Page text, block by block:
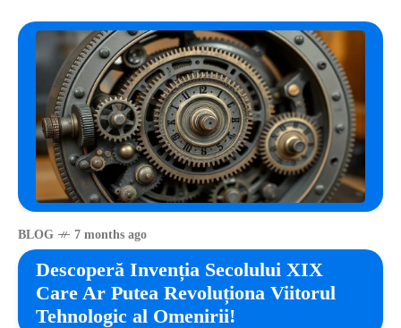
BLOG 7 months ago
Descoperă Invenția Secolului XIX
Care Ar Putea Revoluționa Viitorul
Tehnologic al Omenirii!